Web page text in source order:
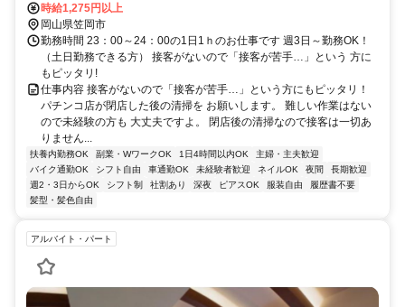
分、ＪＲ山陽本線 鴨方南口徒歩約89分
時給1,275円以上
岡山県笠岡市
勤務時間 23：00～24：00の1日1ｈのお仕事です 週3日～勤務OK！
（土日勤務できる方） 接客がないので「接客が苦手…」という 方に
もピッタリ!
仕事内容 接客がないので「接客が苦手…」という方にもピッタリ！
パチンコ店が閉店した後の清掃を お願いします。 難しい作業はない
ので未経験の方も 大丈夫ですよ。 閉店後の清掃なので接客は一切あ
りません...
扶養内勤務OK 副業・WワークOK 1日4時間以内OK
主婦・主夫歓迎
バイク通勤OK
シフト自由 車通勤OK 未経験者歓迎 ネイルOK 夜間
長期歓迎
週2・3日からOK
シフト制 社割あり 深夜 ピアスOK 服装自由
履歴書不要
髪型・髪色自由
アルバイト・パート